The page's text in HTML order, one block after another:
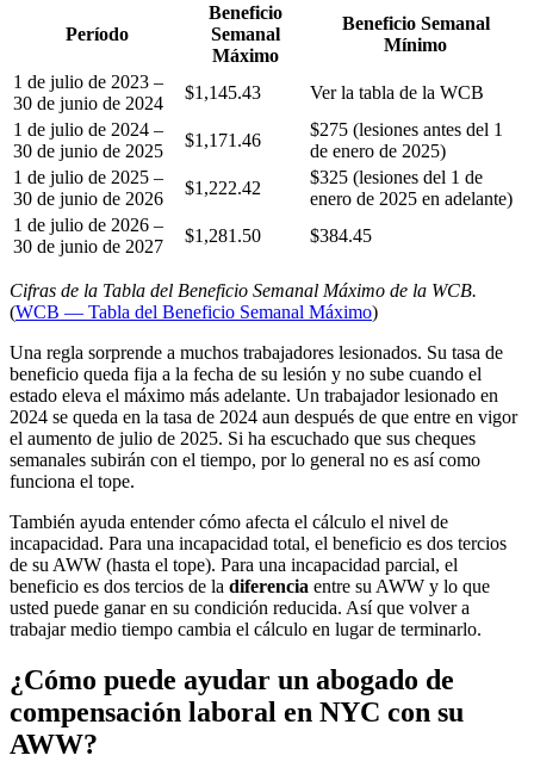
Período
Beneficio
Semanal
Máximo
Beneficio Semanal
Mínimo
1 de julio de 2023 –
30 de junio de 2024
$1,145.43
Ver la tabla de la WCB
1 de julio de 2024 –
30 de junio de 2025
$1,171.46
$275 (lesiones antes del 1
de enero de 2025)
1 de julio de 2025 –
30 de junio de 2026
$1,222.42
$325 (lesiones del 1 de
enero de 2025 en adelante)
1 de julio de 2026 –
30 de junio de 2027
$1,281.50 $384.45
Cifras de la Tabla del Beneficio Semanal Máximo de la WCB.
(WCB — Tabla del Beneficio Semanal Máximo)
Una regla sorprende a muchos trabajadores lesionados. Su tasa de
beneficio queda fija a la fecha de su lesión y no sube cuando el
estado eleva el máximo más adelante. Un trabajador lesionado en
2024 se queda en la tasa de 2024 aun después de que entre en vigor
el aumento de julio de 2025. Si ha escuchado que sus cheques
semanales subirán con el tiempo, por lo general no es así como
funciona el tope.
También ayuda entender cómo afecta el cálculo el nivel de
incapacidad. Para una incapacidad total, el beneficio es dos tercios
de su AWW (hasta el tope). Para una incapacidad parcial, el
beneficio es dos tercios de la diferencia entre su AWW y lo que
usted puede ganar en su condición reducida. Así que volver a
trabajar medio tiempo cambia el cálculo en lugar de terminarlo.
¿Cómo puede ayudar un abogado de
compensación laboral en NYC con su
AWW?